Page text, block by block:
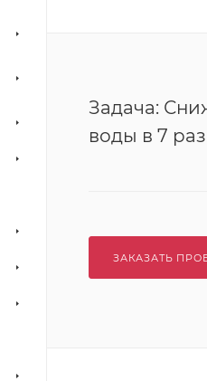
Задача:
воды в 7 раз
ЗАКАЗАТЬ